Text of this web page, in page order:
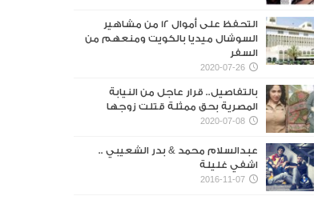
التحفظ على أموال 12 من مشاهير
السوشال ميديا بالكويت ومنعهم من
السفر
2020-07-26
بالتفاصيل.. قرار عاجل من النيابة
المصرية بحق ممثلة قتلت زوجها
2020-07-08
عبدالسلام محمد & بدر الشعيبي ..
اشفي غليلة
2016-11-07